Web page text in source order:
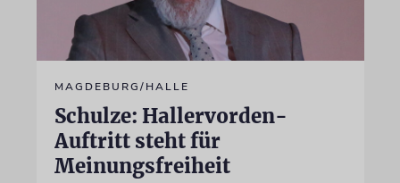
MAGDEBURG/HALLE
Schulze: Hallervorden-
Auftritt steht für
Meinungsfreiheit